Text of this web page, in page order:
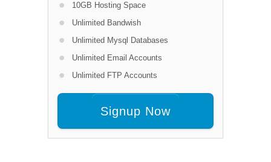
10GB Hosting Space
Unlimited Bandwish
Unlimited Mysql Databases
Unlimited Email Accounts
Unlimited FTP Accounts
Signup Now